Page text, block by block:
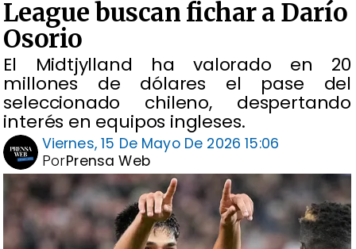
League buscan fichar a Darío
Osorio
El Midtjylland ha valorado en 20
millones de dólares el pase del
seleccionado chileno, despertando
interés en equipos ingleses.
Viernes, 15 De Mayo De 2026 15:06
Prensa Web
Por